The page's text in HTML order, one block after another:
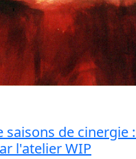
saisons de cinergie
l'atelier WIP